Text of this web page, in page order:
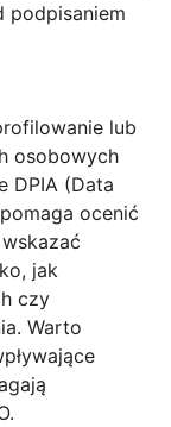
podpisaniem
lub
osobowych
DPIA (Data
ocenić
jak
czy
Warto